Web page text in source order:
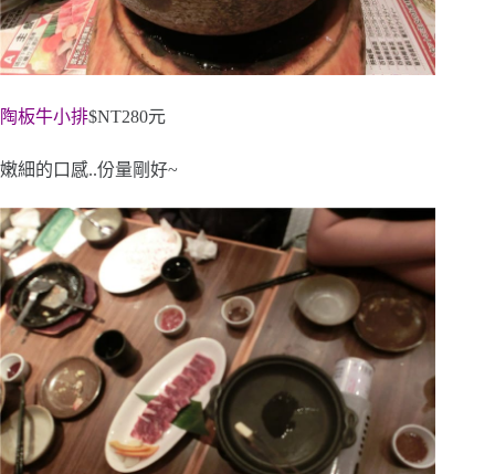
陶板牛小排$NT280元
嫩細的口感..份量剛好~